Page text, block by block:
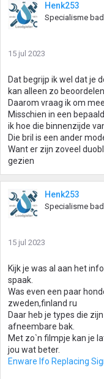
Henk253
Specialisme
15 jul 2023
Dat begrijp ik wel dat je
kan alleen zo beoordelen.
Daarom vraag ik om
Misschien in een
ik hoe die binnenzijde
Die bril is een ander
Want er zijn zoveel
gezien
Henk253
Specialisme
15 jul 2023
Kijk je was al aan het
spaak.
Was even een paar
zweden,finland ru
Daar heb je types die
afneembare bak.
Met zo`n filmpje kan je
jou wat beter.
Enware Ifo Replacing